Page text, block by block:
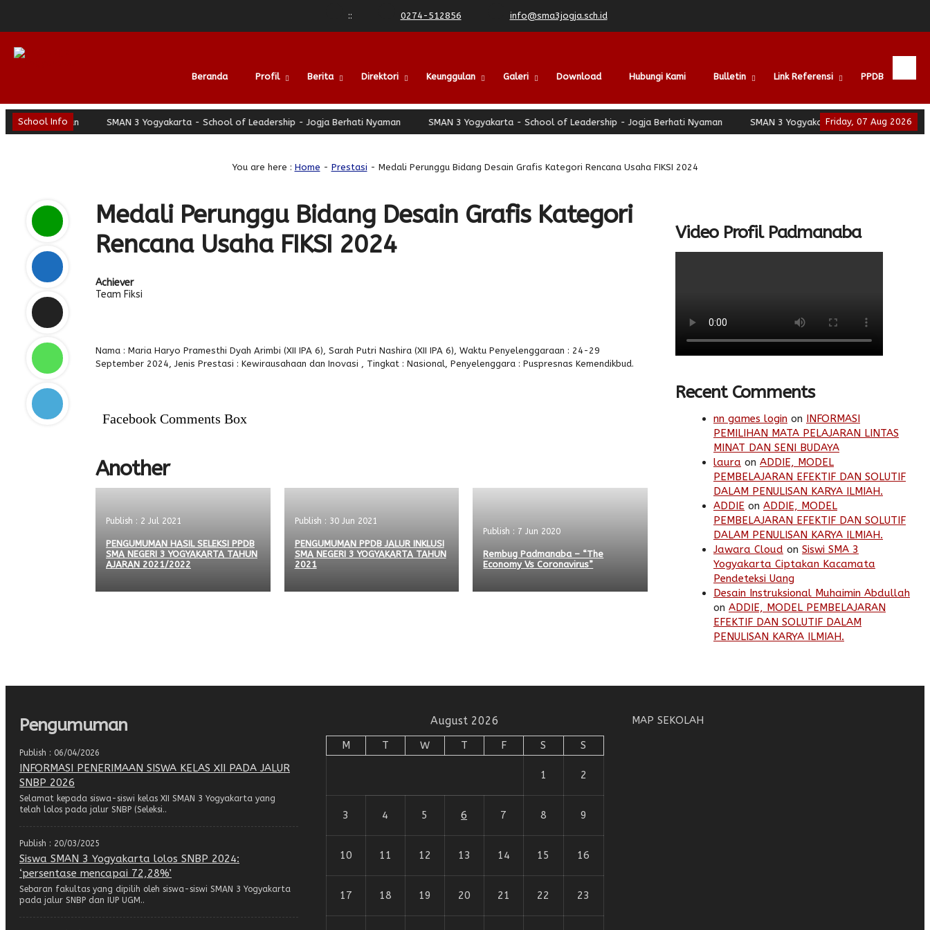
:: 0274-512856 info@sma3jogja.sch.id
Beranda Profil Berita Direktori Keunggulan Galeri Download Hubungi Kami Bulletin Link Referensi PPDB
School Info Friday, 07 Aug 2026
Nyaman SMAN 3 Yogyakarta - School of Leadership - Jogja Berhati Nyaman SMAN 3 Yogyakarta - School of Leadership - Jogja Berhati Nyaman SMAN 3 Yogyakarta - School of Leadership
You are here : Home - Prestasi - Medali Perunggu Bidang Desain Grafis Kategori Rencana Usaha FIKSI 2024
Medali Perunggu Bidang Desain Grafis Kategori
Rencana Usaha FIKSI 2024
Achiever
Team Fiksi
Nama : Maria Haryo Pramesthi Dyah Arimbi (XII IPA 6), Sarah Putri Nashira (XII IPA 6), Waktu Penyelenggaraan : 24-29
September 2024, Jenis Prestasi : Kewirausahaan dan Inovasi , Tingkat : Nasional, Penyelenggara : Puspresnas Kemendikbud.
Facebook Comments Box
Another
Publish : 2 Jul 2021
PENGUMUMAN HASIL SELEKSI PPDB
SMA NEGERI 3 YOGYAKARTA TAHUN
AJARAN 2021/2022
Publish : 30 Jun 2021
PENGUMUMAN PPDB JALUR INKLUSI
SMA NEGERI 3 YOGYAKARTA TAHUN
2021
Publish : 7 Jun 2020
Rembug Padmanaba – “The
Economy Vs Coronavirus”
Video Profil Padmanaba
Recent Comments
nn games login on INFORMASI
PEMILIHAN MATA PELAJARAN LINTAS
MINAT DAN SENI BUDAYA
laura on ADDIE, MODEL
PEMBELAJARAN EFEKTIF DAN SOLUTIF
DALAM PENULISAN KARYA ILMIAH.
ADDIE on ADDIE, MODEL
PEMBELAJARAN EFEKTIF DAN SOLUTIF
DALAM PENULISAN KARYA ILMIAH.
Jawara Cloud on Siswi SMA 3
Yogyakarta Ciptakan Kacamata
Pendeteksi Uang
Desain Instruksional Muhaimin Abdullah
on ADDIE, MODEL PEMBELAJARAN
EFEKTIF DAN SOLUTIF DALAM
PENULISAN KARYA ILMIAH.
Pengumuman
Publish : 06/04/2026
INFORMASI PENERIMAAN SISWA KELAS XII PADA JALUR
SNBP 2026
Selamat kepada siswa-siswi kelas XII SMAN 3 Yogyakarta yang
telah lolos pada jalur SNBP (Seleksi..
Publish : 20/03/2025
Siswa SMAN 3 Yogyakarta lolos SNBP 2024:
‘persentase mencapai 72,28%’
Sebaran fakultas yang dipilih oleh siswa-siswi SMAN 3 Yogyakarta
pada jalur SNBP dan IUP UGM..
August 2026
M T W T F S S
1 2
3 4 5 6 7 8 9
10 11 12 13 14 15 16
17 18 19 20 21 22 23
MAP SEKOLAH